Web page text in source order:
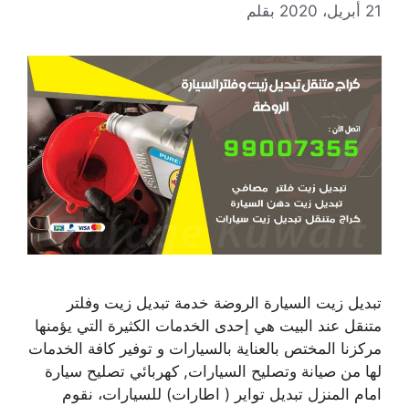
21 أبريل، 2020 بقلم
تبديل زيت السيارة الروضة خدمة تبديل زيت وفلتر
متنقل عند البيت هي إحدى الخدمات الكثيرة التي يؤمنها
مركزنا المختص بالعناية بالسيارات و توفير كافة الخدمات
لها من صيانة وتصليح السيارات, كهربائي تصليح سيارة
امام المنزل تبديل تواير ( اطارات) للسيارات، نقوم